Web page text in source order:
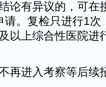
论有异议的，可在
请。复检只进行1
以上综合性医院进
再进入考察等后续